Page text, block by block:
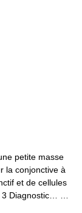
petite masse
la conjonctive à
et de cellules
3 Diagnostic… …